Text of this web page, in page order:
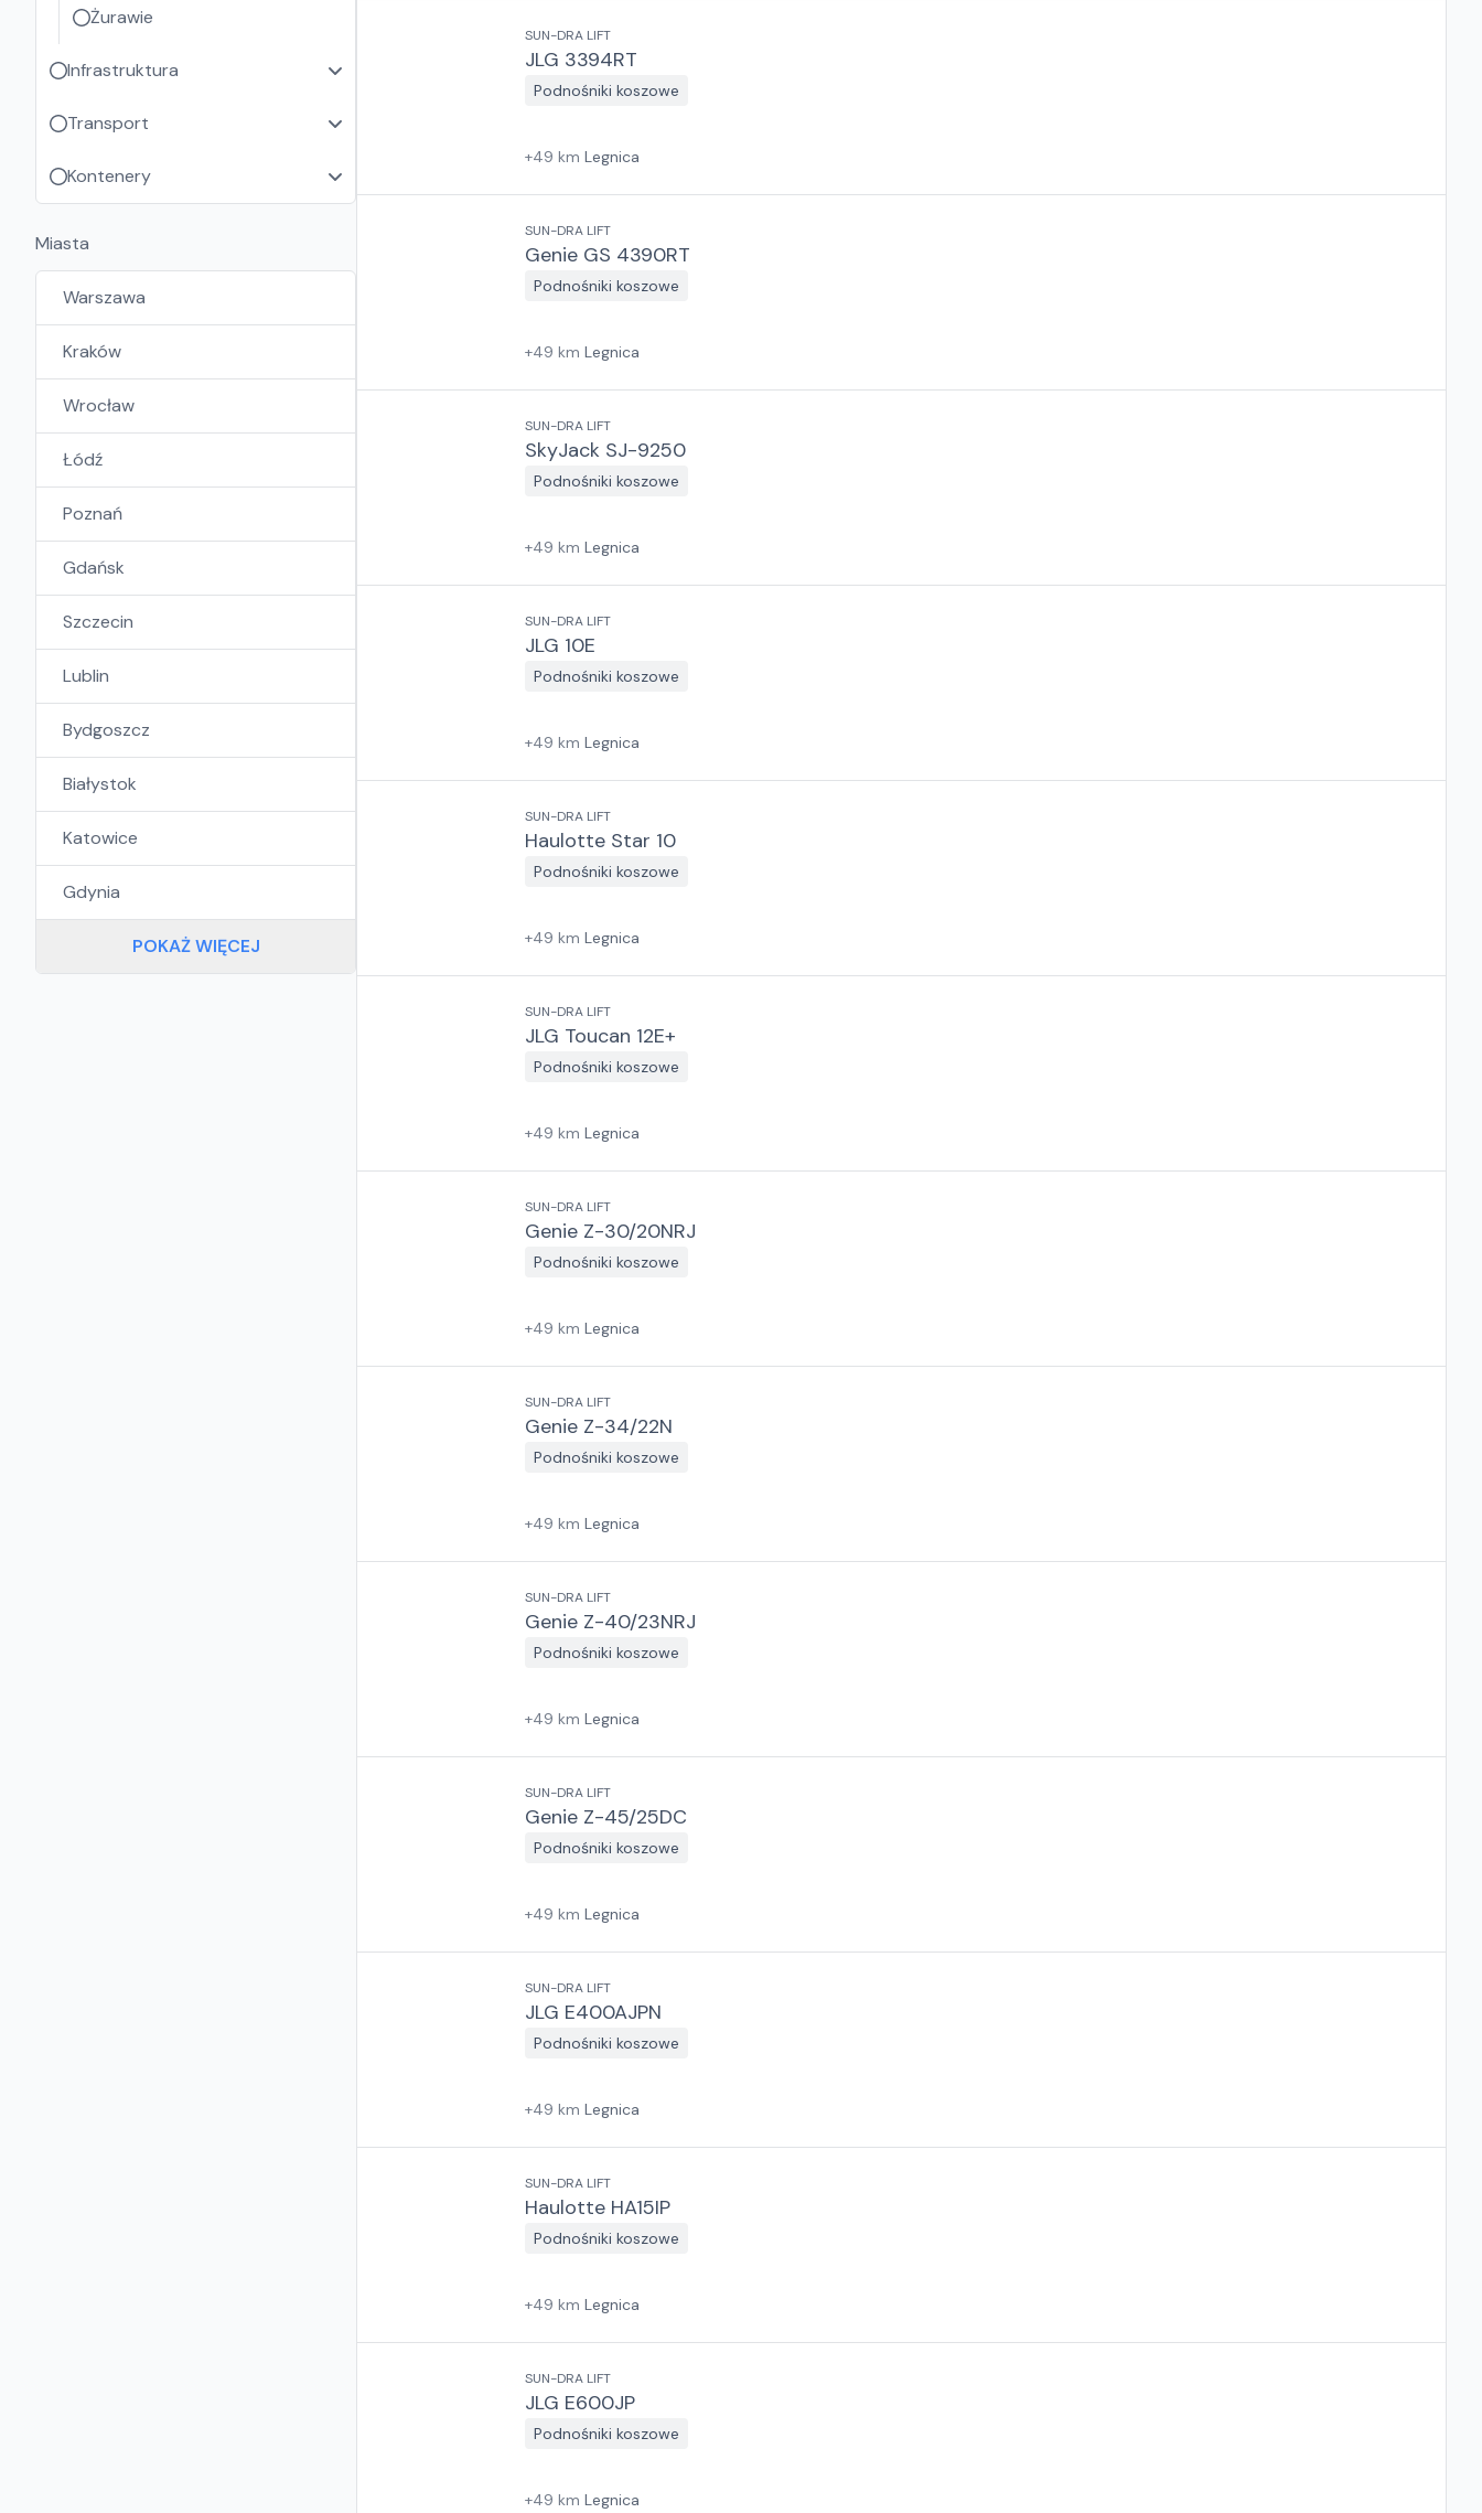
SUN-DRA LIFT
JLG 3394RT
Podnośniki koszowe
+49 km Legnica
SUN-DRA LIFT
Genie GS 4390RT
Podnośniki koszowe
+49 km Legnica
SUN-DRA LIFT
SkyJack SJ-9250
Podnośniki koszowe
+49 km Legnica
SUN-DRA LIFT
JLG 10E
Podnośniki koszowe
+49 km Legnica
SUN-DRA LIFT
Haulotte Star 10
Podnośniki koszowe
+49 km Legnica
SUN-DRA LIFT
JLG Toucan 12E+
Podnośniki koszowe
+49 km Legnica
SUN-DRA LIFT
Genie Z-30/20NRJ
Podnośniki koszowe
+49 km Legnica
SUN-DRA LIFT
Genie Z-34/22N
Podnośniki koszowe
+49 km Legnica
SUN-DRA LIFT
Genie Z-40/23NRJ
Podnośniki koszowe
+49 km Legnica
SUN-DRA LIFT
Genie Z-45/25DC
Podnośniki koszowe
+49 km Legnica
SUN-DRA LIFT
JLG E400AJPN
Podnośniki koszowe
+49 km Legnica
SUN-DRA LIFT
Haulotte HA15IP
Podnośniki koszowe
+49 km Legnica
SUN-DRA LIFT
JLG E600JP
Podnośniki koszowe
+49 km Legnica
Żurawie
Infrastruktura
Transport
Kontenery
Miasta
Warszawa
Kraków
Wrocław
Łódź
Poznań
Gdańsk
Szczecin
Lublin
Bydgoszcz
Białystok
Katowice
Gdynia
POKAŻ WIĘCEJ